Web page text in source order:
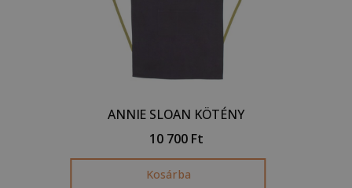
ANNIE SLOAN KÖTÉNY
10 700 Ft
Kosárba